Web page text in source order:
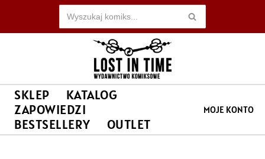
Przejdź
SKLEP
KATALOG
ZAPOWIEDZI
BESTSELLERY
OUTLET
MOJE KONTO